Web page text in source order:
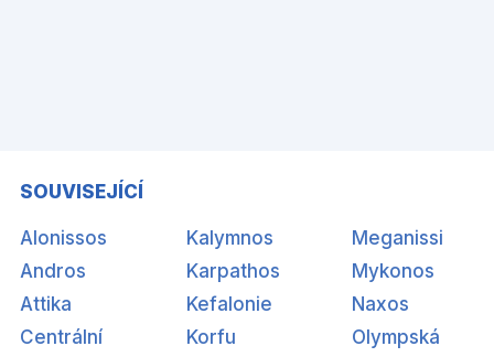
SOUVISEJÍCÍ
Alonissos
Andros
Attika
Centrální
Kalymnos
Karpathos
Kefalonie
Korfu
Meganissi
Mykonos
Naxos
Olympská